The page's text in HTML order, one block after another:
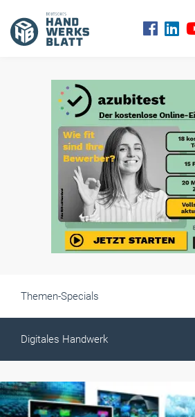
Themen-Specials
Digitales Handwerk